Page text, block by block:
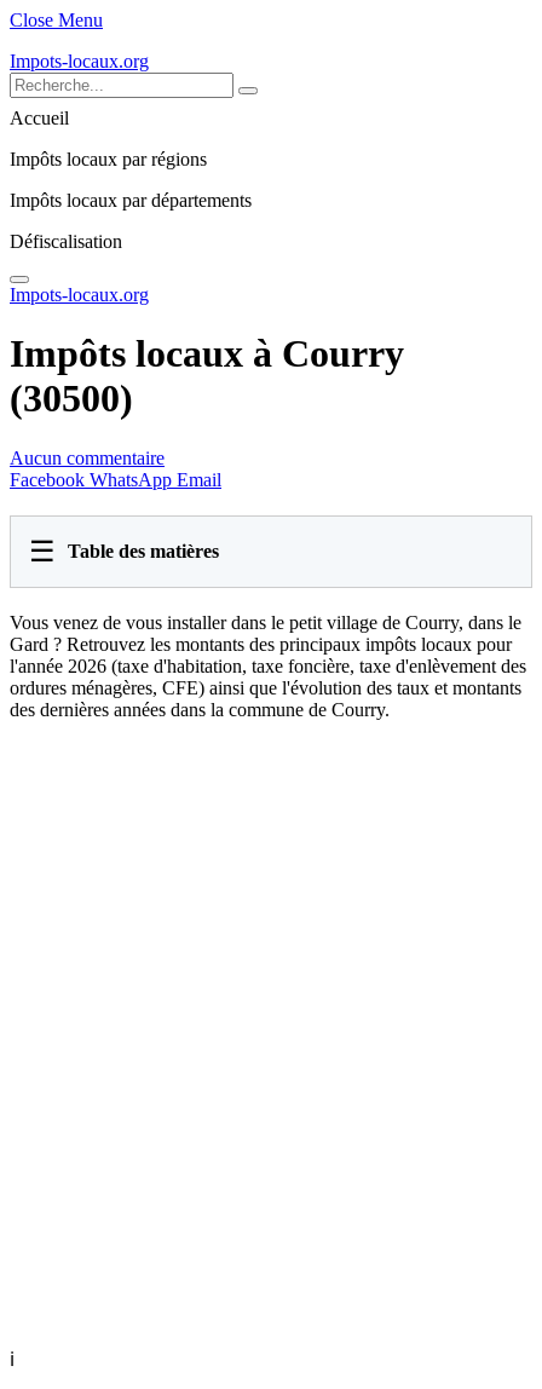
Close Menu
Impots-locaux.org
Accueil
Impôts locaux par régions
Impôts locaux par départements
Défiscalisation
Impots-locaux.org
Impôts locaux à Courry
(30500)
Aucun commentaire
Facebook WhatsApp Email
☰ Table des matières
Vous venez de vous installer dans le petit village de Courry, dans le
Gard ? Retrouvez les montants des principaux impôts locaux pour
l'année 2026 (taxe d'habitation, taxe foncière, taxe d'enlèvement des
ordures ménagères, CFE) ainsi que l'évolution des taux et montants
des dernières années dans la commune de Courry.
ℹ